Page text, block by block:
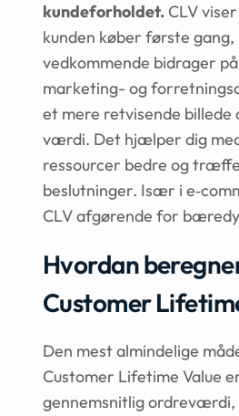
kundeforholdet. CLV
kunden køber første
vedkommende bidrager
marketing- og
et mere retvisende billede
værdi. Det hjælper dig
ressourcer bedre og
beslutninger. Især i
CLV afgørende for
Hvordan
Customer
Den mest almindelige
Customer Lifetime Value
gennemsnitlig ordreværdi,